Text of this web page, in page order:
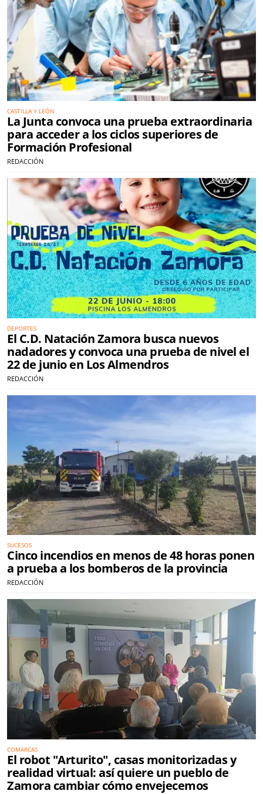
CASTILLA Y LEÓN
La Junta convoca una prueba extraordinaria
para acceder a los ciclos superiores de
Formación Profesional
REDACCIÓN
DEPORTES
El C.D. Natación Zamora busca nuevos
nadadores y convoca una prueba de nivel el
22 de junio en Los Almendros
REDACCIÓN
SUCESOS
Cinco incendios en menos de 48 horas ponen
a prueba a los bomberos de la provincia
REDACCIÓN
COMARCAS
El robot "Arturito", casas monitorizadas y
realidad virtual: así quiere un pueblo de
Zamora cambiar cómo envejecemos